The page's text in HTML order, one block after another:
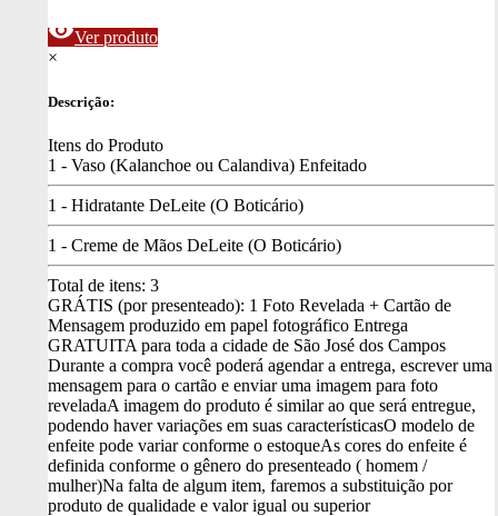
visibilityVer produto
×
Descrição:
Itens do Produto
1 - Vaso (Kalanchoe ou Calandiva) Enfeitado
1 - Hidratante DeLeite (O Boticário)
1 - Creme de Mãos DeLeite (O Boticário)
Total de itens: 3
GRÁTIS (por presenteado): 1 Foto Revelada + Cartão de
Mensagem produzido em papel fotográfico Entrega
GRATUITA para toda a cidade de São José dos Campos
Durante a compra você poderá agendar a entrega, escrever uma
mensagem para o cartão e enviar uma imagem para foto
reveladaA imagem do produto é similar ao que será entregue,
podendo haver variações em suas característicasO modelo de
enfeite pode variar conforme o estoqueAs cores do enfeite é
definida conforme o gênero do presenteado ( homem /
mulher)Na falta de algum item, faremos a substituição por
produto de qualidade e valor igual ou superior